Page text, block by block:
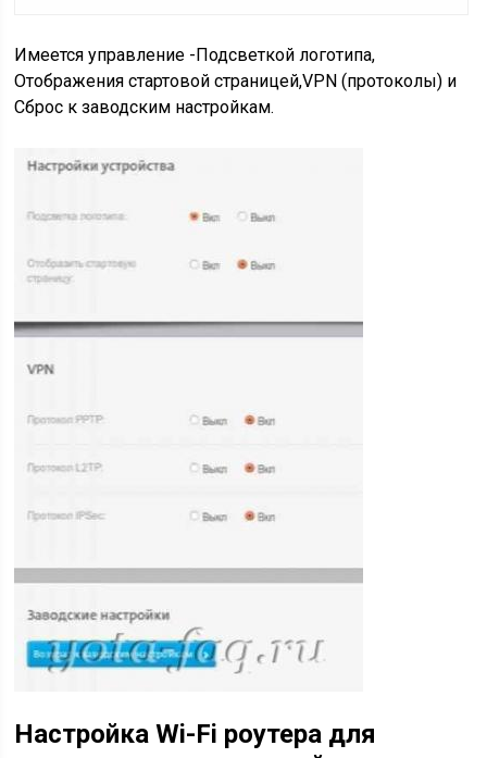
Имеется управление -Подсветкой логотипа,
Отображения стартовой страницей,VPN (протоколы) и
Сброс к заводским настройкам.
Настройка Wi-Fi роутера для